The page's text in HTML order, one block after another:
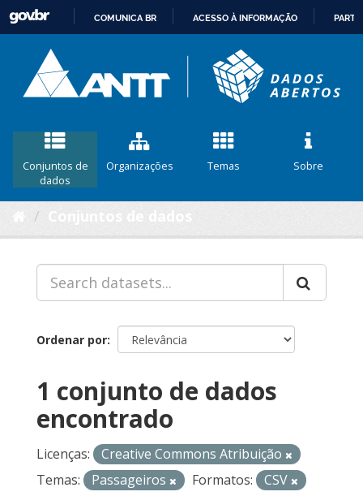
CONTEÚDO
COMUNICA BR ACESSO À INFORMAÇÃO
Conjuntos de
dados
Organizações Temas Sobre
Ordenar por
1 conjunto de dados
encontrado
Licenças:
Creative Commons Atribuição
Temas:
Passageiros Formatos:
CSV